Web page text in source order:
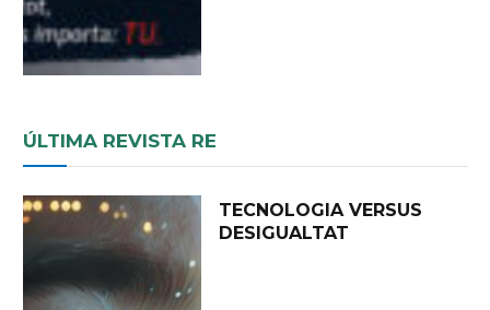
ÚLTIMA REVISTA RE
TECNOLOGIA VERSUS
DESIGUALTAT